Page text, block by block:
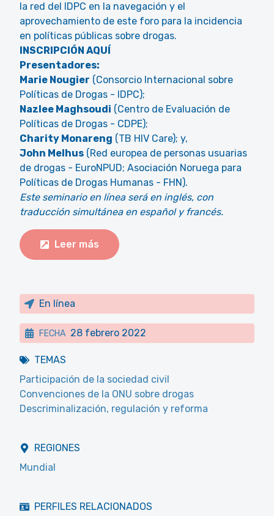
la red del IDPC en la navegación y el
aprovechamiento de este foro para la incidencia
en políticas públicas sobre drogas.
INSCRIPCIÓN AQUÍ
Presentadores:
Marie Nougier (Consorcio Internacional sobre
Políticas de Drogas - IDPC);
Nazlee Maghsoudi (Centro de Evaluación de
Políticas de Drogas - CDPE);
Charity Monareng (TB HIV Care); y,
John Melhus (Red europea de personas usuarias
de drogas - EuroNPUD; Asociación Noruega para
Políticas de Drogas Humanas - FHN).
Este seminario en línea será en inglés, con
traducción simultánea en español y francés.
Leer más
En línea
FECHA 28 febrero 2022
TEMAS
Participación de la sociedad civil
Convenciones de la ONU sobre drogas
Descriminalización, regulación y reforma
REGIONES
Mundial
PERFILES RELACIONADOS